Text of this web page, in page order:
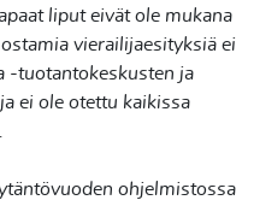
liput eivät ole mukana
vierailijaesityksiä ei
-tuotantokeskusten ja
ei ole otettu kaikissa
ohjelmistossa